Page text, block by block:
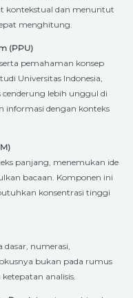
kontekstual dan menuntut
menghitung.
(PPU)
pemahaman konsep
Universitas Indonesia,
lebih unggul di
informasi dengan konteks
panjang, menemukan ide
bacaan. Komponen ini
konsentrasi tinggi
numerasi,
bukan pada rumus
analisis.